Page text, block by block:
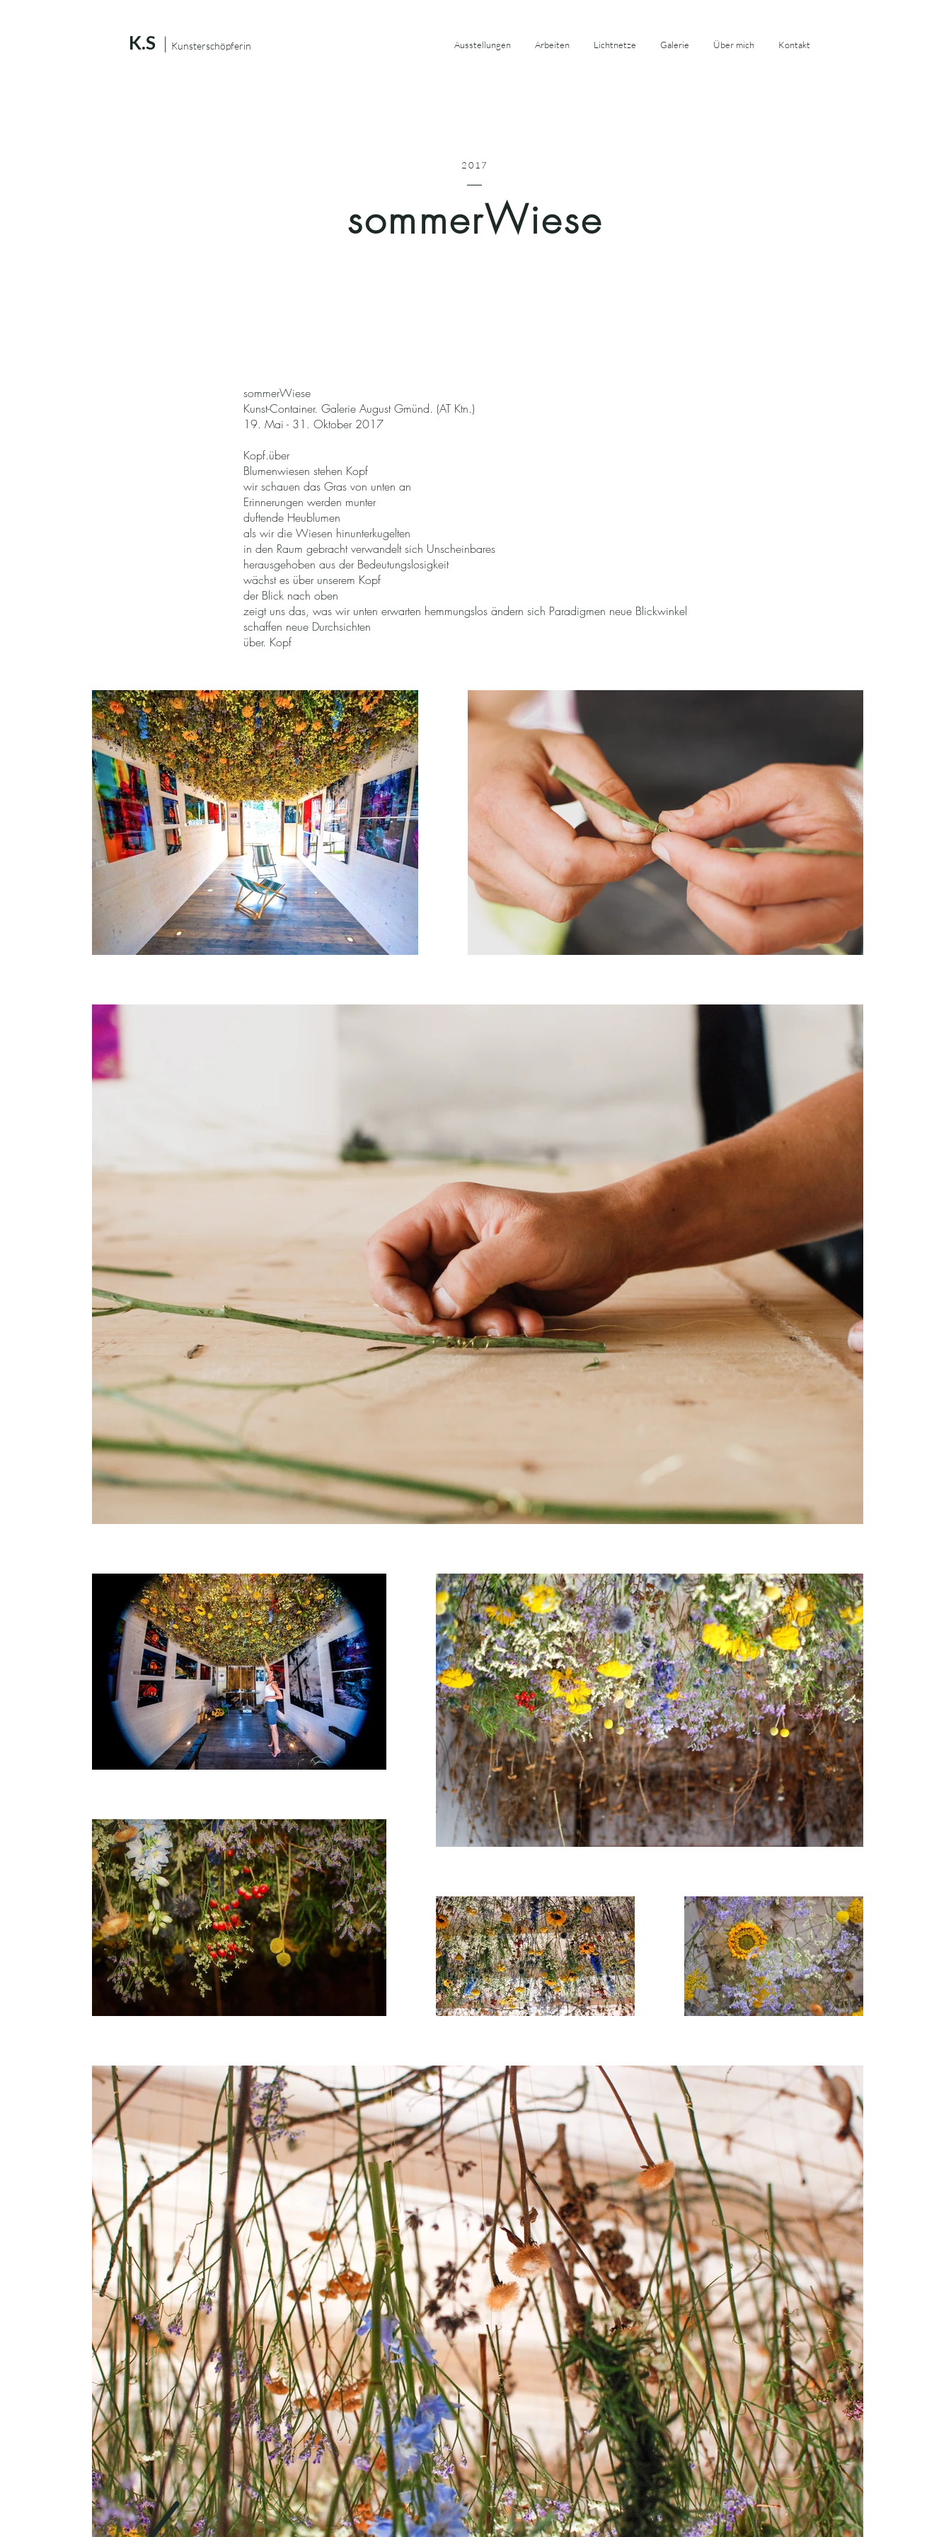
K.S | Kunsterschöpferin Ausstellungen Arbeiten Lichtnetze Galerie Über mich Kontakt
2017
sommerWiese
sommerWiese
Kunst-Container. Galerie August Gmünd. (AT Ktn.)
19. Mai - 31. Oktober 2017
Kopf.über
Blumenwiesen stehen Kopf
wir schauen das Gras von unten an
Erinnerungen werden munter
duftende Heublumen
als wir die Wiesen hinunterkugelten
in den Raum gebracht verwandelt sich Unscheinbares
herausgehoben aus der Bedeutungslosigkeit
wächst es über unserem Kopf
der Blick nach oben
zeigt uns das, was wir unten erwarten hemmungslos ändern sich Paradigmen neue Blickwinkel
schaffen neue Durchsichten
über. Kopf